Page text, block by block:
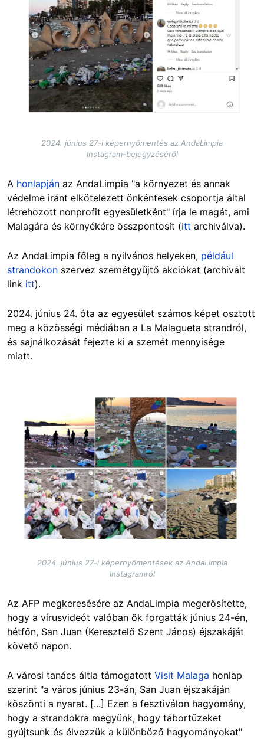
2024. június 27-i képernyőmentés az AndaLimpia
Instagram-bejegyzéséről
A honlapján az AndaLimpia "a környezet és annak
védelme iránt elkötelezett önkéntesek csoportja által
létrehozott nonprofit egyesületként" írja le magát, ami
Malagára és környékére összpontosít (itt archiválva).
Az AndaLimpia főleg a nyilvános helyeken, például
strandokon szervez szemétgyűjtő akciókat (archivált
link itt).
2024. június 24. óta az egyesület számos képet osztott
meg a közösségi médiában a La Malagueta strandról,
és sajnálkozását fejezte ki a szemét mennyisége
miatt.
2024. június 27-i képernyőmentések az AndaLimpia
Instagramról
Az AFP megkeresésére az AndaLimpia megerősítette,
hogy a vírusvideót valóban ők forgatták június 24-én,
hétfőn, San Juan (Keresztelő Szent János) éjszakáját
követő napon.
A városi tanács áltla támogatott Visit Malaga honlap
szerint "a város június 23-án, San Juan éjszakáján
köszönti a nyarat. [...] Ezen a fesztiválon hagyomány,
hogy a strandokra megyünk, hogy tábortüzeket
gyújtsunk és élvezzük a különböző hagyományokat"